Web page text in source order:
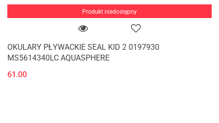
Produkt niedostępny
OKULARY PŁYWACKIE SEAL KID 2 0197930
MS5614340LC AQUASPHERE
61.00